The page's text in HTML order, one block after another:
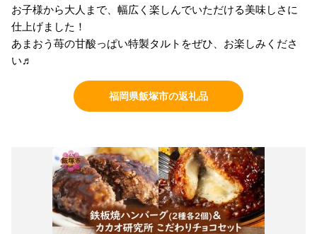
お子様から大人まで、幅広く楽しんでいただける美味しさに
仕上げました！
あまおう苺の甘酸っぱい特製タルトをぜひ、お楽しみくださ
い♬
福岡県飯塚市の返礼品